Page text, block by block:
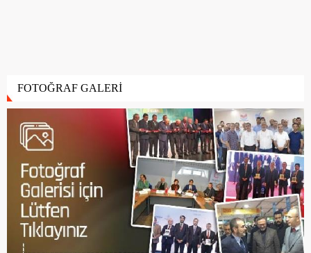
FOTOĞRAF GALERİ